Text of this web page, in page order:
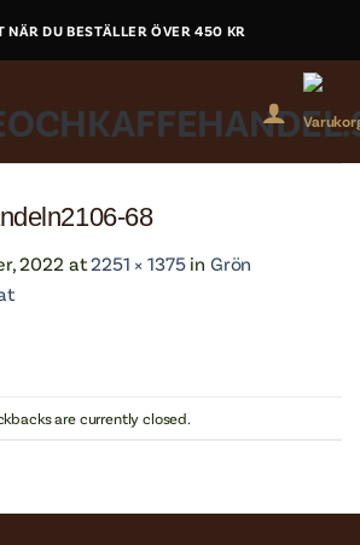
NÄR DU BESTÄLLER ÖVER 450 KR
68
2022 at2251 × 1375in Grön
are currently closed.